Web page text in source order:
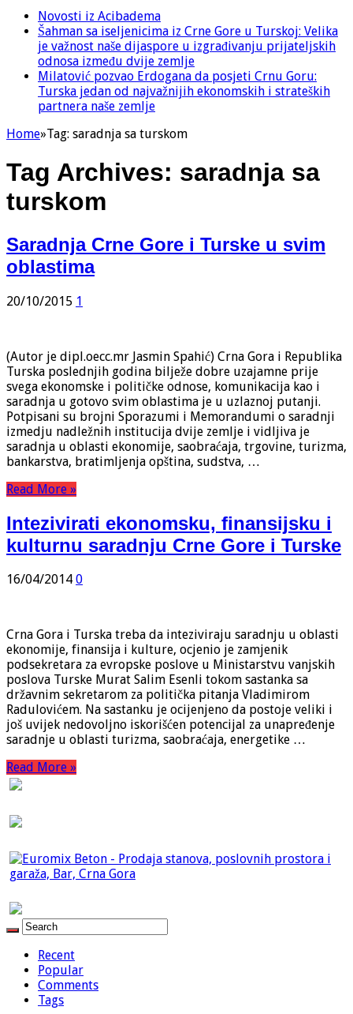
Novosti iz Acibadema
Šahman sa iseljenicima iz Crne Gore u Turskoj: Velika
je važnost naše dijaspore u izgrađivanju prijateljskih
odnosa između dvije zemlje
Milatović pozvao Erdogana da posjeti Crnu Goru:
Turska jedan od najvažnijih ekonomskih i strateških
partnera naše zemlje
Home»Tag: saradnja sa turskom
Tag Archives: saradnja sa
turskom
Saradnja Crne Gore i Turske u svim
oblastima
20/10/2015 1
(Autor je dipl.oecc.mr Jasmin Spahić) Crna Gora i Republika
Turska poslednjih godina bilježe dobre uzajamne prije
svega ekonomske i političke odnose, komunikacija kao i
saradnja u gotovo svim oblastima je u uzlaznoj putanji.
Potpisani su brojni Sporazumi i Memorandumi o saradnji
izmedju nadležnih institucija dvije zemlje i vidljiva je
saradnja u oblasti ekonomije, saobraćaja, trgovine, turizma,
bankarstva, bratimljenja opština, sudstva, …
Read More »
Intezivirati ekonomsku, finansijsku i
kulturnu saradnju Crne Gore i Turske
16/04/2014 0
Crna Gora i Turska treba da inteziviraju saradnju u oblasti
ekonomije, finansija i kulture, ocjenio je zamjenik
podsekretara za evropske poslove u Ministarstvu vanjskih
poslova Turske Murat Salim Esenli tokom sastanka sa
državnim sekretarom za politička pitanja Vladimirom
Radulovićem. Na sastanku je ocijenjeno da postoje veliki i
još uvijek nedovoljno iskorišćen potencijal za unapređenje
saradnje u oblasti turizma, saobraćaja, energetike …
Read More »
Recent
Popular
Comments
Tags